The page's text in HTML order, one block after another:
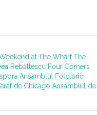
at The Wharf The
Rebăltescu Four Corners
Ansamblul Folcloric
de Chicago Ansamblul de